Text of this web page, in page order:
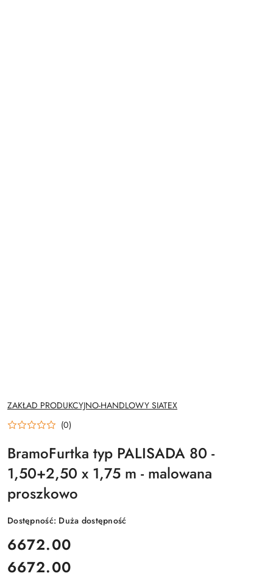
NAZWA
PRODUCENTA:
ZAKŁAD PRODUKCYJNO-HANDLOWY SIATEX
(0)
BramoFurtka typ PALISADA 80 -
1,50+2,50 x 1,75 m - malowana
proszkowo
Dostępność: Duża dostępność
cena:
6672.00
Cena:
6672.00